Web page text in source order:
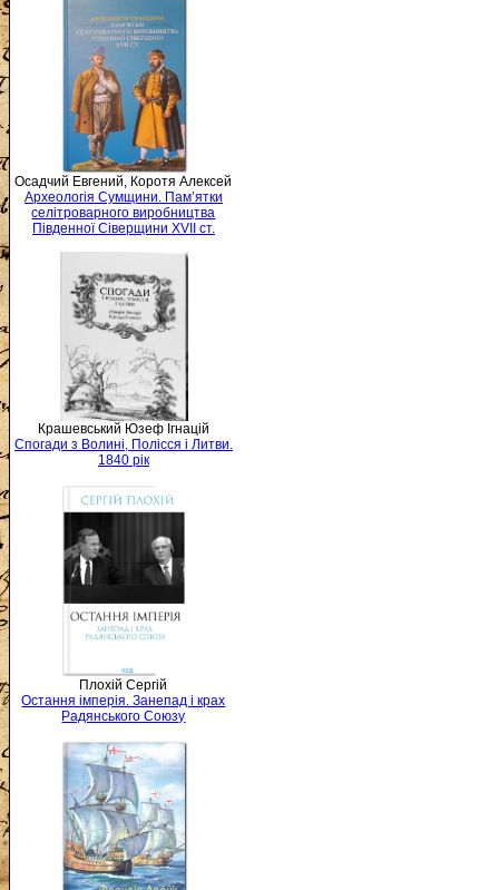
Осадчий Евгений, Коротя Алексей
Археологія Сумщини. Пам’ятки
селітроварного виробництва
Південної Сіверщини XVII ст.
Крашевський Юзеф Ігнацій
Спогади з Волині, Полісся і Литви.
1840 рік
Плохій Сергій
Остання імперія. Занепад і крах
Радянського Союзу